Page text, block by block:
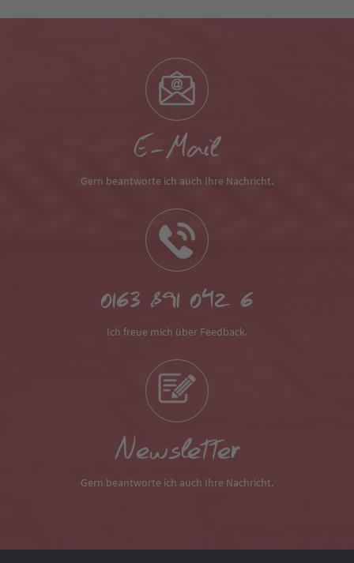
E-Mail
Gern beantworte ich auch Ihre Nachricht.
0163 891 042 6
Ich freue mich über Feedback.
Newsletter
Gern beantworte ich auch Ihre Nachricht.